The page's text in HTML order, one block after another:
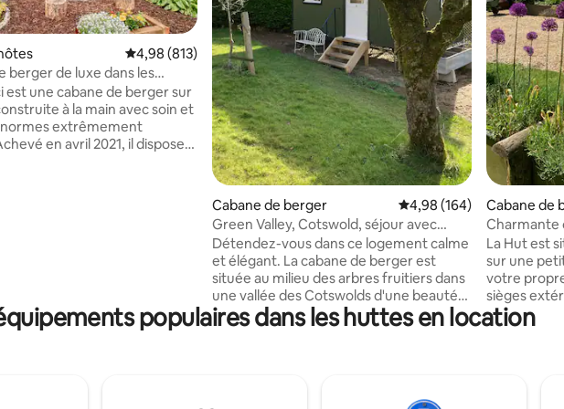
base de 292 commentaires : 4,98 sur 5
Évaluation moyenne sur la base de 813 commentaires : 4,98 sur 5
4,98 (813)
berger de luxe dans les
est une cabane de berger sur
à la main avec soin et
normes extrêmement
en avril 2021, il dispose
le brasero dans le jardin ou
promenades dans la
Cabane de berger Évaluation moyenne sur
4,98 (164)
Green Valley, Cotswold, séjour avec
panier
Détendez-vous dans ce logement calme
et élégant. La cabane de berger est
située au milieu des arbres fruitiers dans
une vallée des Cotswolds d'une beauté
typique. Parfait pour une escapade
romantique et au centre de plusieurs des
avec de la bonne nourriture et des feux
Cabane de
Charmante
ferme des
La Hut est
sur une
votre
sièges
vue. Parfait pour un séjour
relaxant/
populaires dans les huttes en location